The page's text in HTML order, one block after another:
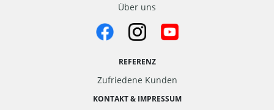
Über uns
REFERENZ
Zufriedene Kunden
KONTAKT & IMPRESSUM